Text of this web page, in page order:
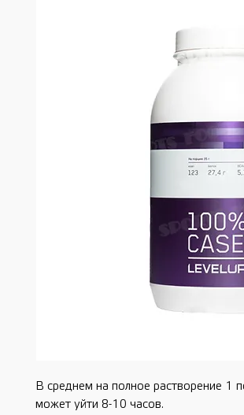
В среднем на полное растворение 1
может уйти 8-10 часов.